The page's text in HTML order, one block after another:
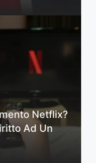
Netflix?
Ad Un